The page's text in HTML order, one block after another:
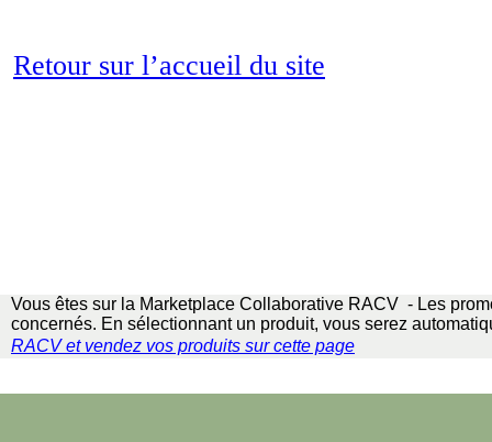
Retour sur l’accueil du site
Vous êtes sur la Marketplace Collaborative RACV - Les
concernés. En sélectionnant un produit, vous serez
RACVet vendez vos produits sur cette page